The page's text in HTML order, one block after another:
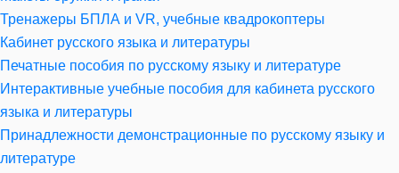
Тренажеры БПЛА и VR, учебные квадрокоптеры
Кабинет русского языка и литературы
Печатные пособия по русскому языку и литературе
Интерактивные учебные пособия для кабинета русского
языка и литературы
Принадлежности демонстрационные по русскому языку и
литературе